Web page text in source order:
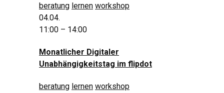
beratung lernen workshop
04.04.
11:00 – 14:00
Monatlicher Digitaler
Unabhängigkeitstag im flipdot
beratung lernen workshop